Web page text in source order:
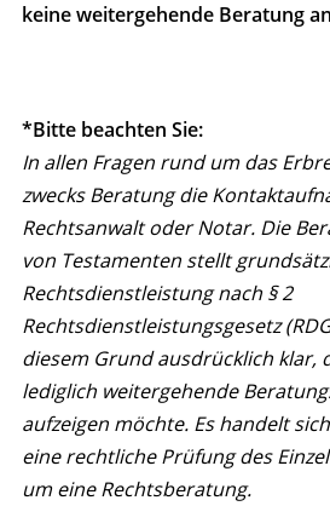
keine weitergehende Beratung
*Bitte beachten Sie:
In allen Fragen rund um das
zwecks Beratung die
Rechtsanwalt oder Notar. Die
von Testamenten stellt
Rechtsdienstleistung nach § 2
Rechtsdienstleistungsgesetz
diesem Grund ausdrücklich klar,
lediglich weitergehende
aufzeigen möchte. Es handelt
eine rechtliche Prüfung des
um eine Rechtsberatung.